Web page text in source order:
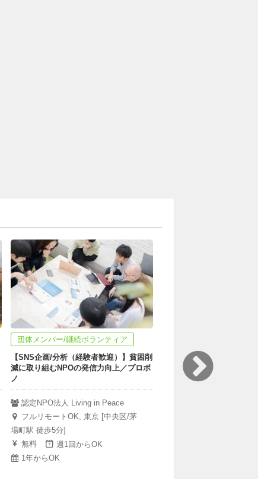
団体メンバー/継続ボランティア
【SNS企画/分析（経験者歓迎）】貧困削
減に取り組むNPOの発信力向上／プロボ
ノ
認定NPO法人 Living in Peace
フルリモートOK, 東京 [中央区/茅
場町駅 徒歩5分]
無料
週1回からOK
1年からOK
【未経験歓迎！メンバー
教育」で子どもの未来をサ